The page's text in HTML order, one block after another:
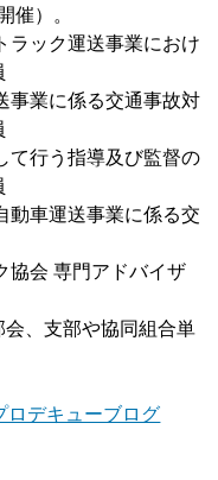
催）。
ラック運送事業におけ
事業に係る交通事故対
て行う指導及び監督の
動車運送事業に係る交
協会 専門アドバイザ
、支部や協同組合単
ロデキューブログ